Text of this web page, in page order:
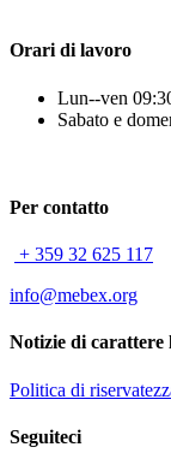
Orari di lavoro
Lun--ven
Sabato e
Per contatto
+ 359 32 625 117
info@mebex.org
Notizie di carattere
Politica di
Seguiteci